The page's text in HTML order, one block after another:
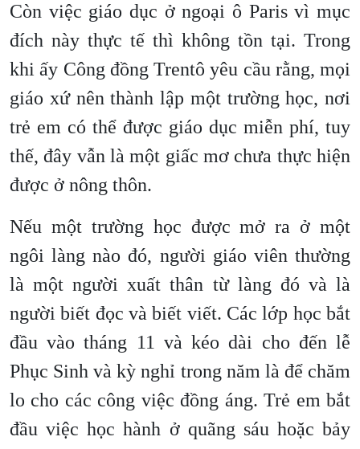
Còn việc giáo dục ở ngoại ô Paris vì mục
đích này thực tế thì không tồn tại. Trong
khi ấy Công đồng Trentô yêu cầu rằng, mọi
giáo xứ nên thành lập một trường học, nơi
trẻ em có thể được giáo dục miễn phí, tuy
thế, đây vẫn là một giấc mơ chưa thực hiện
được ở nông thôn.
Nếu một trường học được mở ra ở một
ngôi làng nào đó, người giáo viên thường
là một người xuất thân từ làng đó và là
người biết đọc và biết viết. Các lớp học bắt
đầu vào tháng 11 và kéo dài cho đến lễ
Phục Sinh và kỳ nghỉ trong năm là để chăm
lo cho các công việc đồng áng. Trẻ em bắt
đầu việc học hành ở quãng sáu hoặc bảy